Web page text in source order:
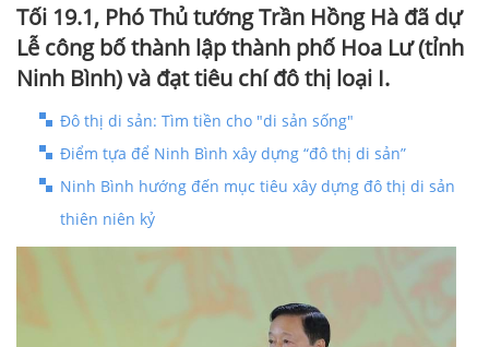
Tối 19.1, Phó Thủ tướng Trần Hồng Hà đã dự
Lễ công bố thành lập thành phố Hoa Lư (tỉnh
Ninh Bình) và đạt tiêu chí đô thị loại I.
Đô thị di sản: Tìm tiền cho "di sản sống"
Điểm tựa để Ninh Bình xây dựng “đô thị di sản”
Ninh Bình hướng đến mục tiêu xây dựng đô thị di sản
thiên niên kỷ